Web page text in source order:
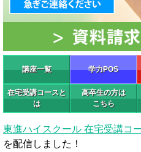
講座一覧 学力POS
在宅受講コースと
は
高卒生の方は
こちら
東進ハイスクール 在宅受講コ
を配信しました！